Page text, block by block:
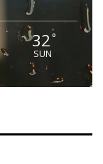
32°
SUN